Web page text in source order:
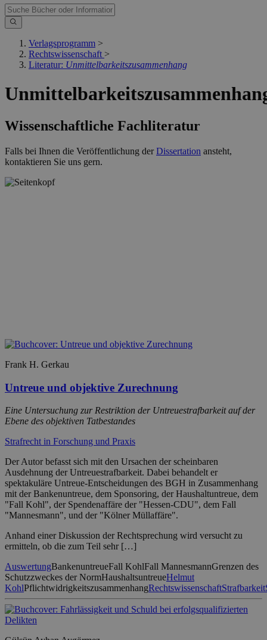
Verlagsprogramm >
Rechtswissenschaft >
Literatur: Unmittelbarkeitszusammenhang
Wissenschaftliche Fachliteratur
Falls bei Ihnen die Veröffentlichung derDissertation ansteht,
kontaktieren Sie uns gern.
Frank H. Gerkau
Untreue und objektive Zurechnung
Eine Untersuchung zur Restriktion der Untreuestrafbarkeit auf der
Ebene des objektiven Tatbestandes
Strafrecht in Forschung und Praxis
Der Autor befasst sich mit den Ursachen der scheinbaren
Ausdehnung der Untreuestrafbarkeit. Dabei behandelt er
spektakuläre Untreue-Entscheidungen des BGH in Zusammenhang
mit der Bankenuntreue, dem Sponsoring, der Haushaltuntreue, dem
"Fall Kohl", der Spendenaffäre der "Hessen-CDU", dem Fall
"Mannesmann", und der "Kölner Müllaffäre".
Anhand einer Diskussion der Rechtsprechung wird versucht zu
ermitteln, ob die zum Teil sehr […]
AuswertungBankenuntreueFall KohlFall MannesmannGrenzen des
Schutzzweckes der NormHaushaltsuntreueHelmut
KohlPflichtwidrigkeitszusammenhangRechtswissenschaftStrafbarkeit